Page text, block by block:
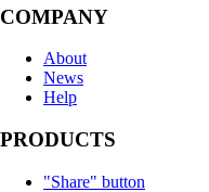
COMPANY
About
News
Help
PRODUCTS
"Share" button